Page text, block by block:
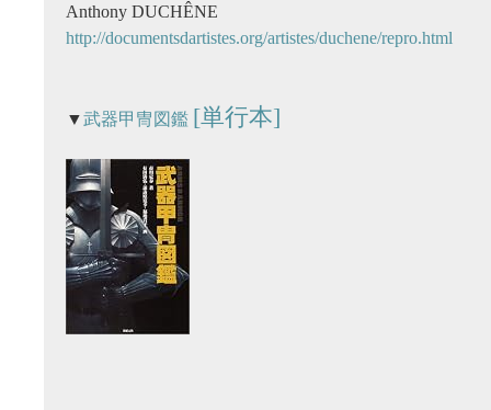
Anthony DUCHÊNE
http://documentsdartistes.org/artistes/duchene/repro.html
▼武器甲冑図鑑 [単行本]